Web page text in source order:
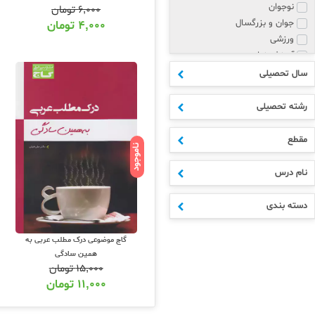
نوجوان
جوان و بزرگسال
ورزشی
آموزش زبان
پزشکی و روانشناسی
مذهبی
هنر
علوم انسانی
ادبیات
اکسسوری
ابتدایی
متوسطه اول
دهم
یازدهم
سال تحصیلی
رشته تحصیلی
مقطع
نام درس
دسته بندی
۶,۰۰۰تومان
۴,۰۰۰ تومان
ناموجود
گاج موضوعی درک مطلب عربی به
همین سادگی
۱۵,۰۰۰تومان
۱۱,۰۰۰ تومان